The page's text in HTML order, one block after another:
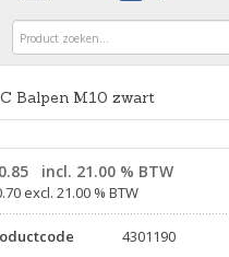
Balpen M10 zwart
incl. 21.00 % BTW
excl. 21.00 % BTW
4301190